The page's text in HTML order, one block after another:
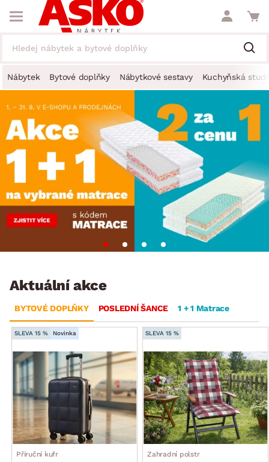
Nábytek Bytové doplňky Nábytkové sestavy Kuchyňská
Aktuální akce
BYTOVÉ DOPLŇKY POSLEDNÍ ŠANCE 1 + 1 Matrace
SLEVA 15 % Novinka
Příruční kufr
SLEVA 15 %
Zahradní polstr